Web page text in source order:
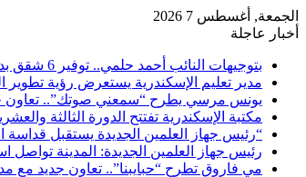
الجمعة, أغسطس 7 2026
أخبار عاجلة
بتوجيهات النائب أحمد حلمي.. توفير 6 شقق بديلة للأسر المتضررة من عقار شارع الطرودي بحي الجمرك
مدير تعليم الإسكندرية يستعرض رؤية تطوير
يونس مرسي يطرح “سمعني صوتك”.. تعاون
مكتبة الإسكندرية تفتتح الدورة الثالثة
“رئيس جهاز العلمين الجديدة يستقبل قداسة
رئيس جهاز العلمين الجديدة: المدينة
مي فاروق تطرح “حبايبنا”.. تعاون جديد مع